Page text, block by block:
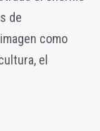
de
como
el